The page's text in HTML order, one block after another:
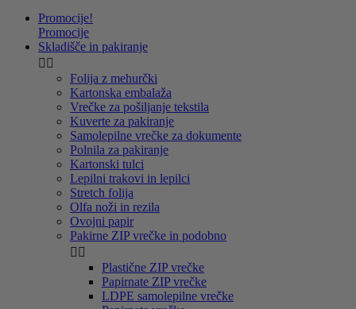
Promocije!
Promocije
Skladišče in pakiranje
 
Folija z mehurčki
Kartonska embalaža
Vrečke za pošiljanje tekstila
Kuverte za pakiranje
Samolepilne vrečke za dokumente
Polnila za pakiranje
Kartonski tulci
Lepilni trakovi in lepilci
Stretch folija
Olfa noži in rezila
Ovojni papir
Pakirne ZIP vrečke in podobno
 
Plastične ZIP vrečke
Papirnate ZIP vrečke
LDPE samolepilne vrečke